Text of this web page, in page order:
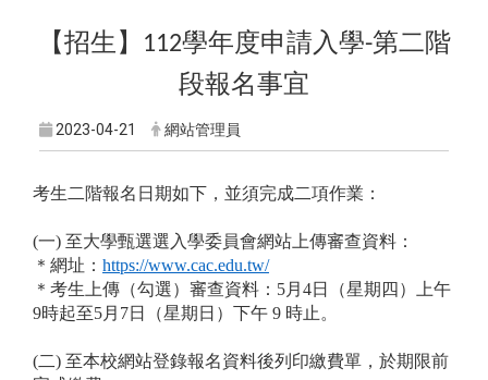
【招生】 112學年度申請入學-第二階
段報名事宜
2023-04-21 網站管理員
考生二階報名日期如下，並須完成二項作業：
(一) 至大學甄選選入學委員會網站上傳審查資料：
＊網址： https://www.cac.edu.tw/
＊考生上傳（勾選）審查資料：5月4日（星期四）上午
9時起至5月7日（星期日）下午 9 時止。
(二) 至本校網站登錄報名資料後列印繳費單，於期限前